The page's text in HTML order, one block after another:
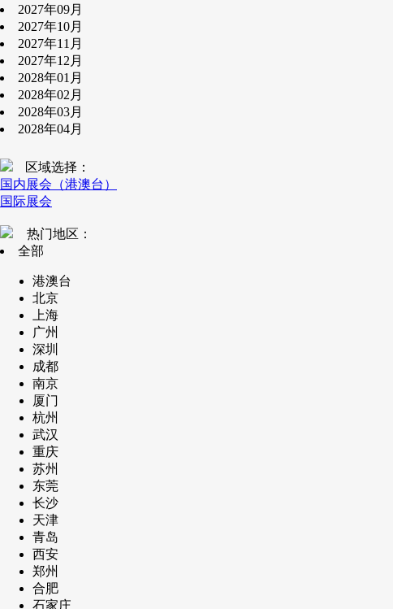
2027年09月
2027年10月
2027年11月
2027年12月
2028年01月
2028年02月
2028年03月
2028年04月
区域选择：
国内展会（港澳台）
国际展会
热门地区：
全部
港澳台
北京
上海
广州
深圳
成都
南京
厦门
杭州
武汉
重庆
苏州
东莞
长沙
天津
青岛
西安
郑州
合肥
石家庄